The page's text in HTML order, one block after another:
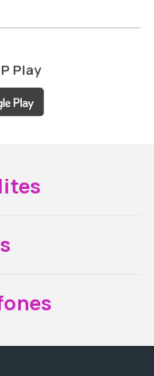
Play